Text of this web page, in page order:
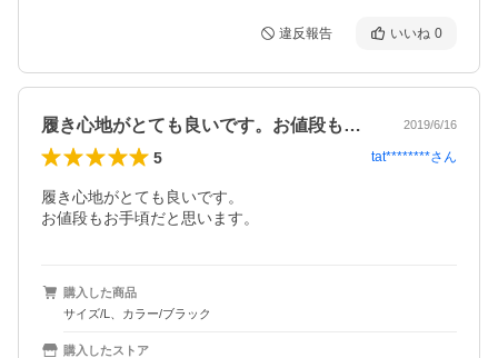
違反報告 いいね 0
履き心地がとても良いです。お値段もお手… 2019/6/16
5 tat********さん
履き心地がとても良いです。
お値段もお手頃だと思います。
購入した商品
サイズ/L、カラー/ブラック
購入したストア